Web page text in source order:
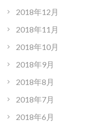
2018年12月
2018年11月
2018年10月
2018年9月
2018年8月
2018年7月
2018年6月